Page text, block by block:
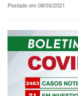
Postado em 08/03/2021